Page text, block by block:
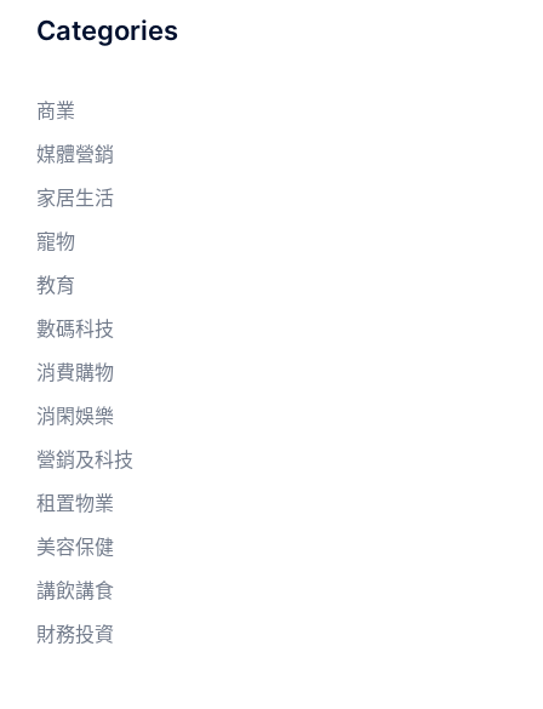
Categories
商業
媒體營銷
家居生活
寵物
教育
數碼科技
消費購物
消閑娛樂
營銷及科技
租置物業
美容保健
講飲講食
財務投資